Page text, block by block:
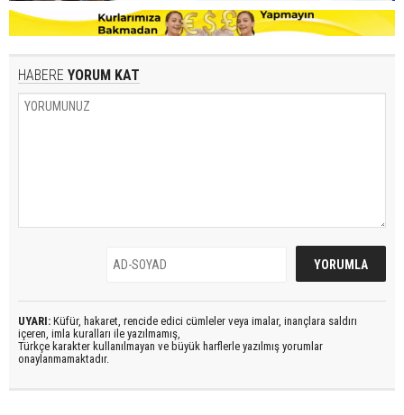
HABERE YORUM KAT
UYARI: Küfür, hakaret, rencide edici cümleler veya imalar, inançlara saldırı
içeren, imla kuralları ile yazılmamış,
Türkçe karakter kullanılmayan ve büyük harflerle yazılmış yorumlar
onaylanmamaktadır.